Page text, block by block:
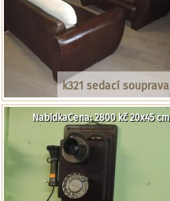
k321 sedací souprava
NabídkaCena: 2800 kč 20x45 cm